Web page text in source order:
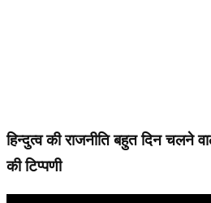
हिन्दुत्व की राजनीति बहुत दिन चलने
की टिप्पणी